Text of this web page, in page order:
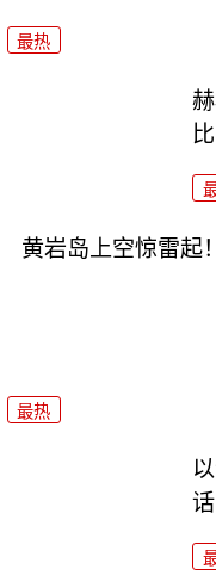
最热
黄岩岛上空惊雷起
最热